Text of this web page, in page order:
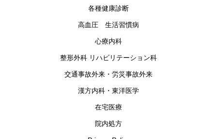
各種健康診断
高血圧 生活習慣病
心療内科
整形外科 リハビリテーション科
交通事故外来・労災事故外来
漢方内科・東洋医学
在宅医療
院内処方